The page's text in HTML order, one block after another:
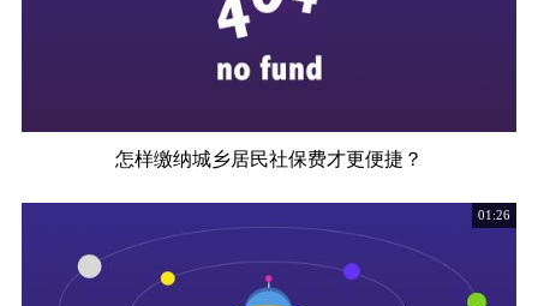
怎样缴纳城乡居民社保费才更便捷？
01:26